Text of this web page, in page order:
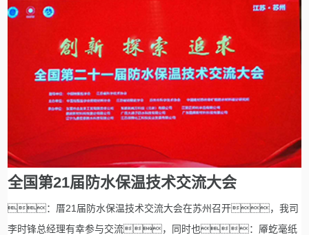
全国第21届防水保温技术交流大会
：厝21届防水保温技术交流大会在苏州召开，我司
李时锋总经理有幸参与交流，同时也：厣虼毫纸